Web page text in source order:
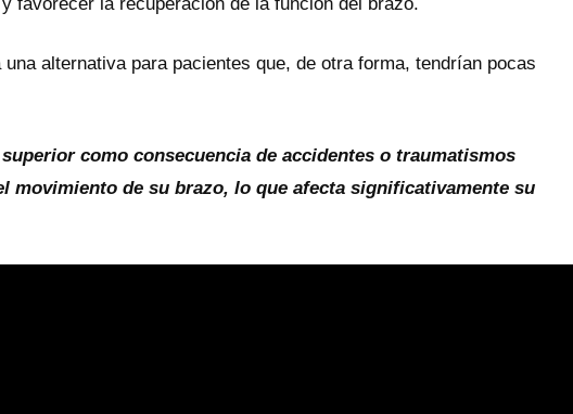
alternativa para pacientes que, de otra forma, tendrían pocas
como consecuencia de accidentes o traumatismos
movimiento de su brazo, lo que afecta significativamente su